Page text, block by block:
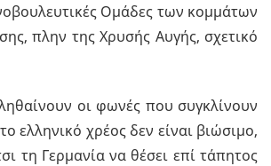
Ομάδες των κομμάτων
πλην της Χρυσής Αυγής, σχετικό
οι φωνές που συγκλίνουν
ελληνικό χρέος δεν είναι βιώσιμο,
τη Γερμανία να θέσει επί τάπητος